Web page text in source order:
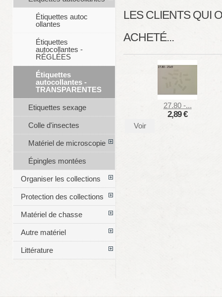
LES CLIENTS QUI
ACHETÉ...
27.80 -...
2,89 €
Voir
Étiquettes autoc
ollantes
Étiquettes
autocollantes -
RÉGLÉES
Étiquettes
autocollantes -
TRANSPARENTES
Etiquettes sexage
Colle d'insectes
Matériel de microscopie
Épingles montées
Organiser les collections
Protection des collections
Matériel de chasse
Autre matériel
Littérature